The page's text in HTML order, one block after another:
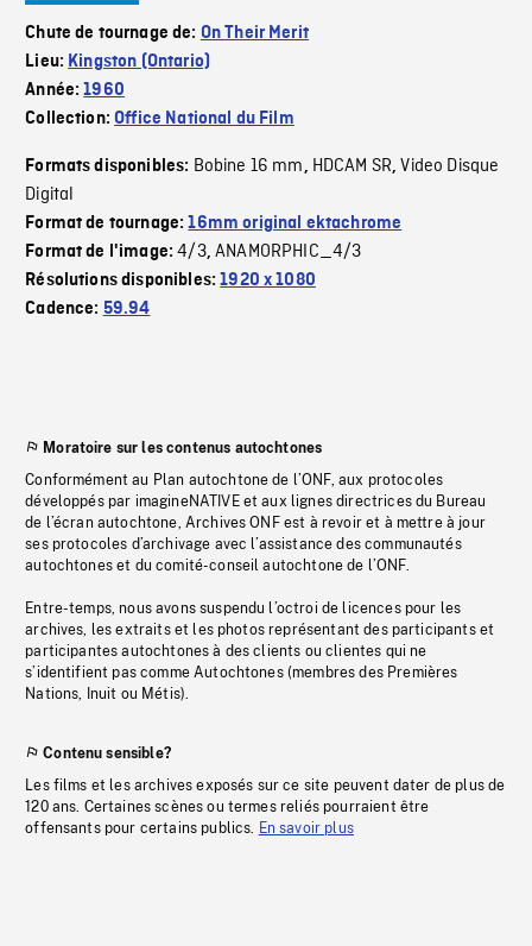
Chute de tournage de: On Their Merit
Lieu: Kingston (Ontario)
Année:1960
Collection:Office National du Film
Formats disponibles: Bobine 16 mm, HDCAM SR,Video Disque
Digital
Format de tournage:16mm original ektachrome
Format de l'image:4/3,ANAMORPHIC_4/3
Résolutions disponibles:1920 x 1080
Cadence: 59.94
Moratoire sur les contenus autochtones
Conformément au Plan autochtone de l’ONF, aux protocoles
développés par imagineNATIVE et aux lignes directrices du Bureau
de l’écran autochtone, Archives ONF est à revoir et à mettre à jour
ses protocoles d’archivage avec l’assistance des communautés
autochtones et du comité-conseil autochtone de l’ONF.
Entre-temps, nous avons suspendu l’octroi de licences pour les
archives, les extraits et les photos représentant des participants et
participantes autochtones à des clients ou clientes qui ne
s’identifient pas comme Autochtones (membres des Premières
Nations, Inuit ou Métis).
Contenu sensible?
Les films et les archives exposés sur ce site peuvent dater de plus de
120 ans. Certaines scènes ou termes reliés pourraient être
offensants pour certains publics. En savoir plus